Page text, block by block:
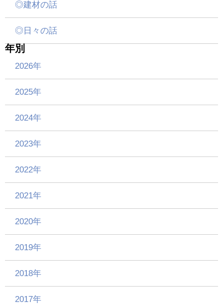
◎建材の話
◎日々の話
年別
2026年
2025年
2024年
2023年
2022年
2021年
2020年
2019年
2018年
2017年